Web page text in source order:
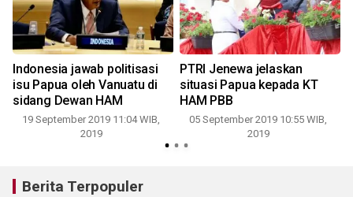
Indonesia jawab politisasi
isu Papua oleh Vanuatu di
sidang Dewan HAM
19 September 2019 11:04 WIB,
2019
PTRI Jenewa jelaskan
situasi Papua kepada KT
HAM PBB
05 September 2019 10:55 WIB,
2019
Berita Terpopuler